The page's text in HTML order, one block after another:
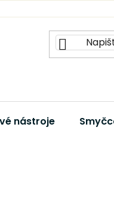
nástroje